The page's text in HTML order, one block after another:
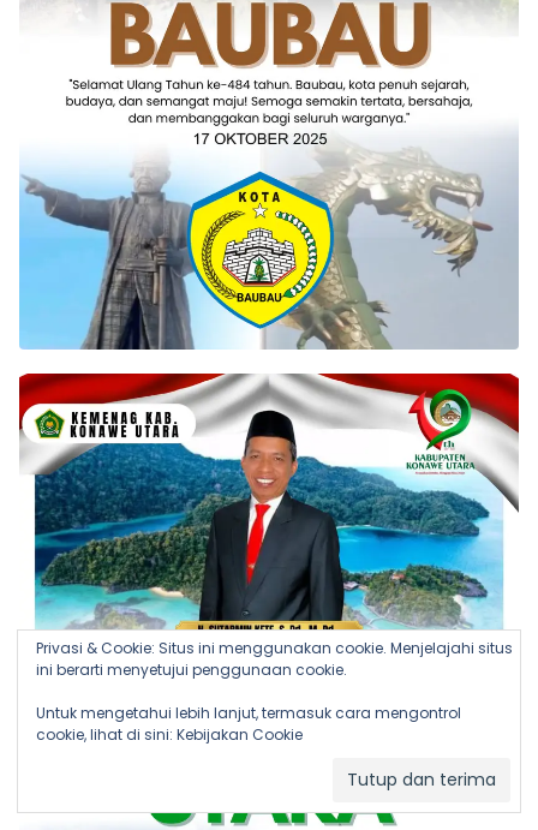
Privasi & Cookie: Situs ini menggunakan cookie. Menjelajahi situs
ini berarti menyetujui penggunaan cookie.
Untuk mengetahui lebih lanjut, termasuk cara mengontrol
cookie, lihat di sini: Kebijakan Cookie